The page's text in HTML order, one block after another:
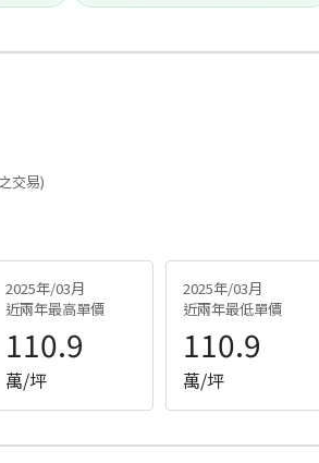
交易)
2025年/03月
近兩年最高單價
110.9
萬/坪
2025年/03月
近兩年最低單價
110.9
萬/坪